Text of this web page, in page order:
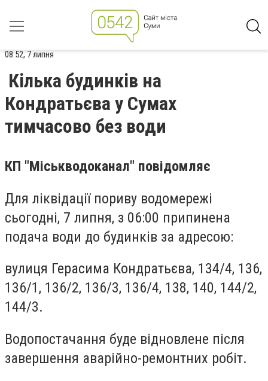
08:52, 7 липня
Кілька будинків на
Кондратьєва у Сумах
тимчасово без води
КП "Міськводоканал" повідомляє
Для ліквідації пориву водомережі
сьогодні, 7 липня, з 06:00 припинена
подача води до будинків за адресою:
вулиця Герасима Кондратьєва, 134/4, 136,
136/1, 136/2, 136/3, 136/4, 138, 140, 144/2,
144/3.
Водопостачання буде відновлене після
завершення аварійно-ремонтних робіт.